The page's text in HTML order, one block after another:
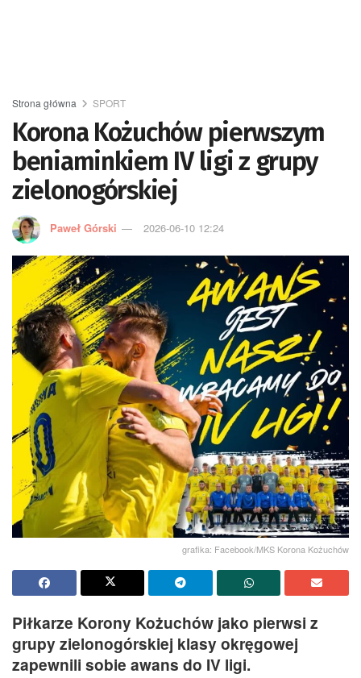
Strona główna SPORT
Korona Kożuchów pierwszym
beniaminkiem IV ligi z grupy
zielonogórskiej
Paweł Górski 2026-06-10 12:24
grafika: Facebook/MKS Korona Kożuchów
Piłkarze Korony Kożuchów jako pierwsi z
grupy zielonogórskiej klasy okręgowej
zapewnili sobie awans do IV ligi.